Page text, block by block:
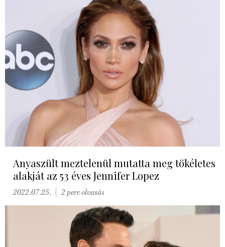
Anyaszült meztelenül mutatta meg tökéletes
alakját az 53 éves Jennifer Lopez
2022.07.25. 2 perc olvasás